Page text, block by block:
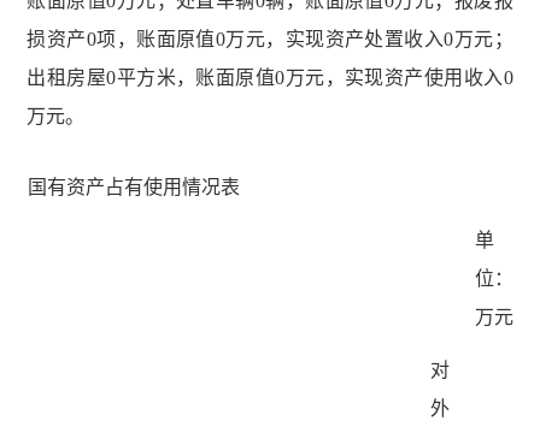
损资产0项，账面原值0万元，实现资产处置收入0万元；
出租房屋0平方米，账面原值0万元，实现资产使用收入0
万元。
国有资产占有使用情况表
单
位：
万元
对
外